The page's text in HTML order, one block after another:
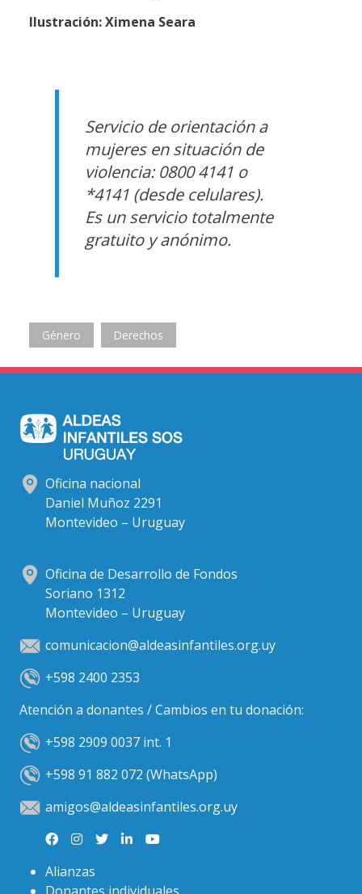
Ilustración: Ximena Seara
Servicio de orientación a
mujeres en situación de
violencia: 0800 4141 o
*4141 (desde celulares).
Es un servicio totalmente
gratuito y anónimo.
Género Derechos
Oficina nacional
Daniel Muñoz 2291
Montevideo – Uruguay
Oficina de Desarrollo de Fondos
Soriano 1312
Montevideo – Uruguay
comunicacion@aldeasinfantiles.org.uy
+598 2400 2353
Atención a donantes / Cambios en tu donación:
+598 2909 0037 int. 1
+598 91 882 072 (WhatsApp)
amigos@aldeasinfantiles.org.uy
Alianzas